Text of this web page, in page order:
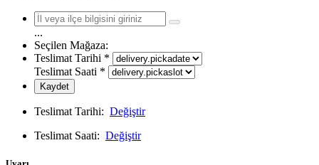
...
Seçilen Mağaza:
Teslimat Tarihi *
Teslimat Saati *
Kaydet
Teslimat Tarihi: Değiştir
Teslimat Saati: Değiştir